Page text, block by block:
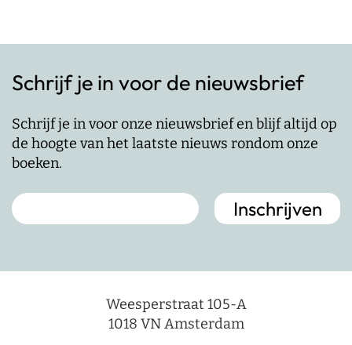
Schrijf je in voor de nieuwsbrief
Schrijf je in voor onze nieuwsbrief en blijf altijd op
de hoogte van het laatste nieuws rondom onze
boeken.
Weesperstraat 105-A
1018 VN Amsterdam